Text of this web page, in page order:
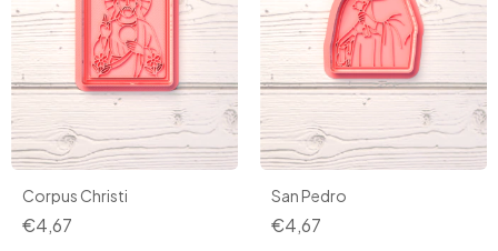
Corpus Christi
€4,67
San Pedro
€4,67